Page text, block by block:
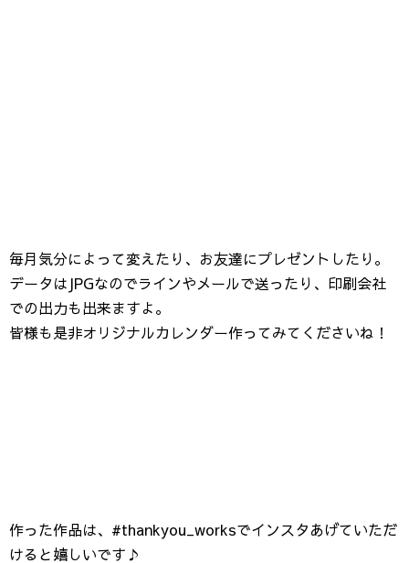
毎月気分によって変えたり、お友達にプレゼントしたり。
データはJPGなのでラインやメールで送ったり、印刷会社
での出力も出来ますよ。
皆様も是非オリジナルカレンダー作ってみてくださいね！
作った作品は、#thankyou_worksでインスタあげていただ
けると嬉しいです♪